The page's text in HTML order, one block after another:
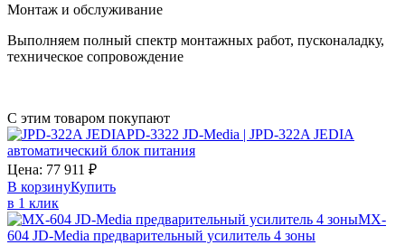
Монтаж и обслуживание
Выполняем полный спектр монтажных работ, пусконаладку,
техническое сопровождение
С этим товаром покупают
PD-3322 JD-Media | JPD-322A JEDIA
автоматический блок питания
Цена: 77 911 ₽
В корзинуКупить
в 1 клик
MX-
604 JD-Media предварительный усилитель 4 зоны